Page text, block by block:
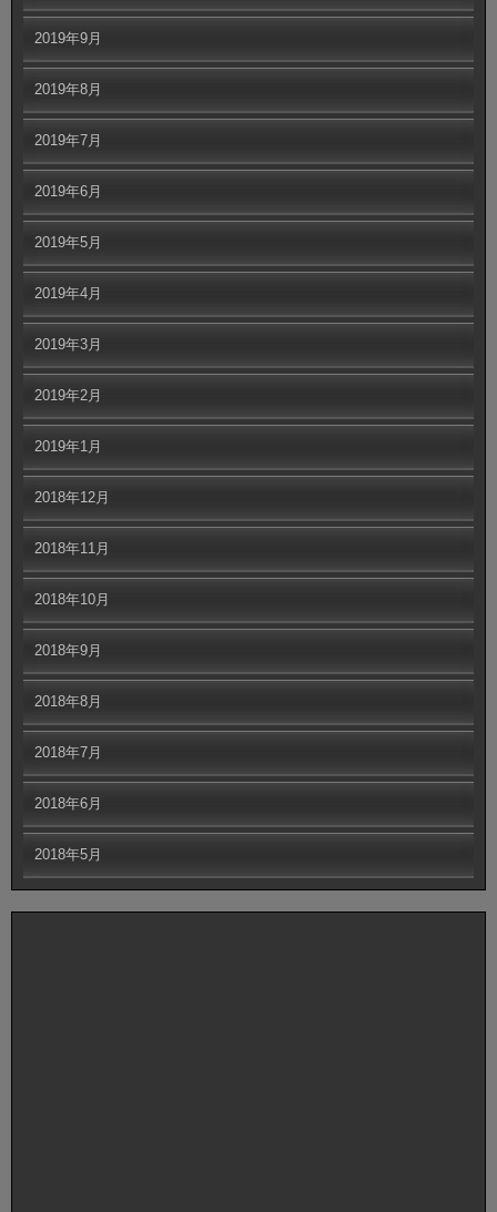
2019年9月
2019年8月
2019年7月
2019年6月
2019年5月
2019年4月
2019年3月
2019年2月
2019年1月
2018年12月
2018年11月
2018年10月
2018年9月
2018年8月
2018年7月
2018年6月
2018年5月